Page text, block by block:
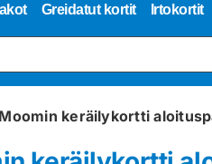
Greidatut kortit Irtokortit
keräilykortti